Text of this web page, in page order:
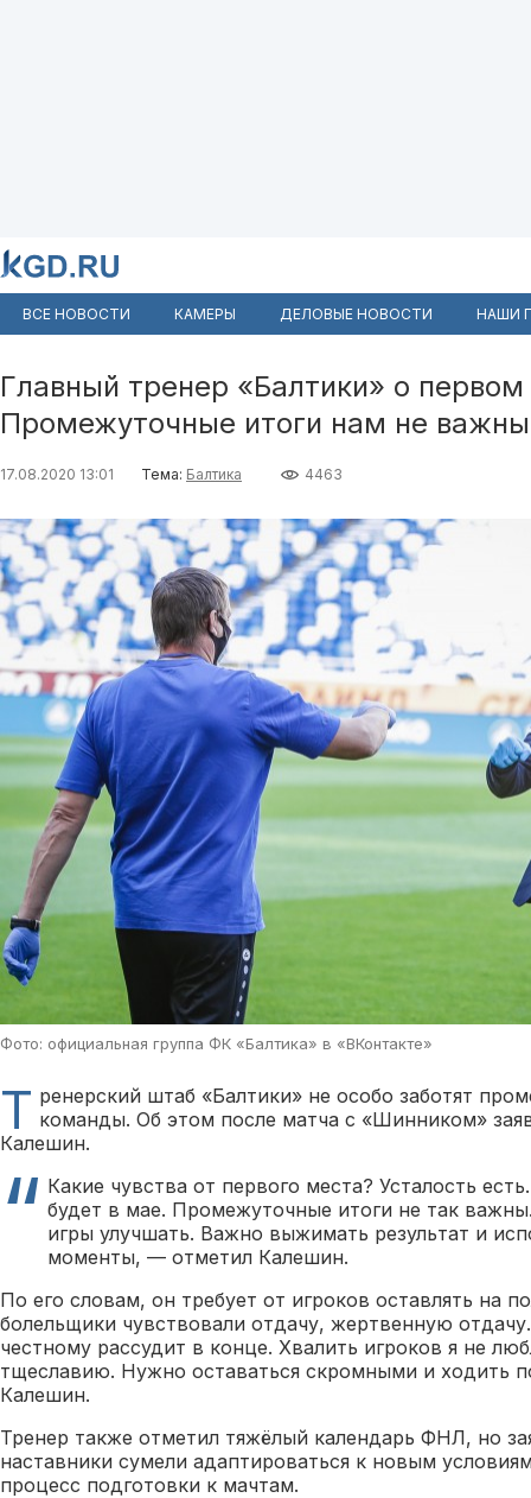
ВСЕ НОВОСТИ КАМЕРЫ ДЕЛОВЫЕ НОВОСТИ НАШИ
Главный тренер «Балтики» о
Промежуточные итоги нам не важны
17.08.2020 13:01 Тема: Балтика 4463
Фото: официальная группа ФК «Балтика» в «ВКонтакте»
Т ренерский штаб «Балтики» не особо заботят
команды. Об этом после матча с «Шинником»
Калешин.
Какие чувства от первого места? Усталость
будет в мае. Промежуточные итоги не так
игры улучшать. Важно выжимать результат и
моменты, — отметил Калешин.
По его словам, он требует от игроков оставлять на
болельщики чувствовали отдачу, жертвенную
честному рассудит в конце. Хвалить игроков я не
тщеславию. Нужно оставаться скромными и ходить
Калешин.
Тренер также отметил тяжёлый календарь ФНЛ, но
наставники сумели адаптироваться к новым
процесс подготовки к мачтам.